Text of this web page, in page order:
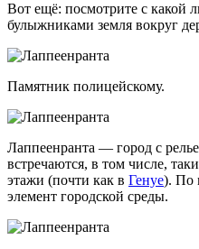
Вот ещё: посмотрите с какой
булыжниками земля вокруг
Памятник полицейскому.
Лаппеенранта — город с
встречаются, в том числе,
этажи (почти как в Генуе). По
элемент городской среды.